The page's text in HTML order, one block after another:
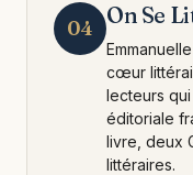
04 On Se
cœur
lecteurs
éditoriale
livre, deux
littéraires.